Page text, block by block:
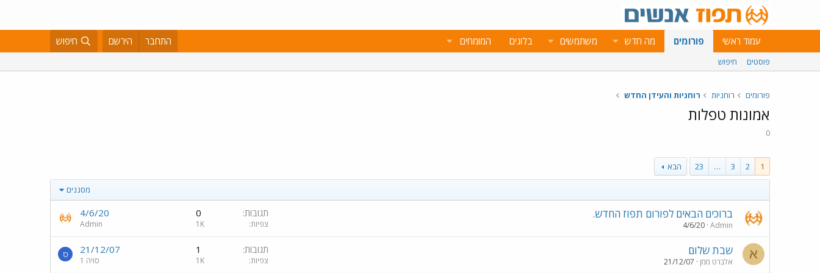
עמוד ראשי פורומים מה חדש משתמשים בלוגים המומחים התחבר הירשם חיפוש
פוסטים חיפוש
פורומים רוחניות רוחניות והעידן החדש
אמונות טפלות
0
1
2
3
…
23 הבא
מסננים
ברוכים הבאים לפורום תפוז החדש.
Admin
4/6/20
תגובות 0
צפיות 1K
4/6/20
Admin
א שבת שלום
אלברט ממן 21/12/07
תגובות 1
צפיות 1K
21/12/07
סויה 1
ס